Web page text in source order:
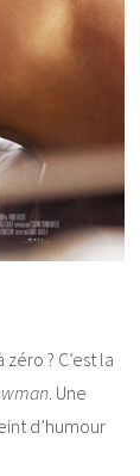
? C’est la
. Une
d’humour